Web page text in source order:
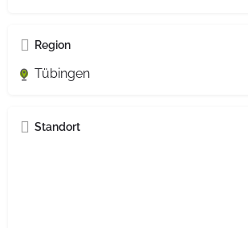
Region
Tübingen
Standort